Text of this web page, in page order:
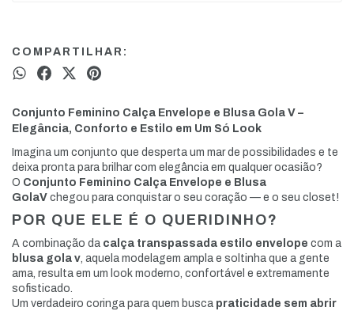
COMPARTILHAR:
Conjunto Feminino Calça Envelope e Blusa Gola V –
Elegância, Conforto e Estilo em Um Só Look
Imagina um conjunto que desperta um mar de possibilidades e te
deixa pronta para brilhar com elegância em qualquer ocasião?
O Conjunto Feminino Calça Envelope e Blusa
GolaV chegou para conquistar o seu coração — e o seu closet!
POR QUE ELE É O QUERIDINHO?
A combinação da calça transpassada estilo envelope com a
blusa gola v, aquela modelagem ampla e soltinha que a gente
ama, resulta em um look moderno, confortável e extremamente
sofisticado.
Um verdadeiro coringa para quem busca praticidade sem abrir